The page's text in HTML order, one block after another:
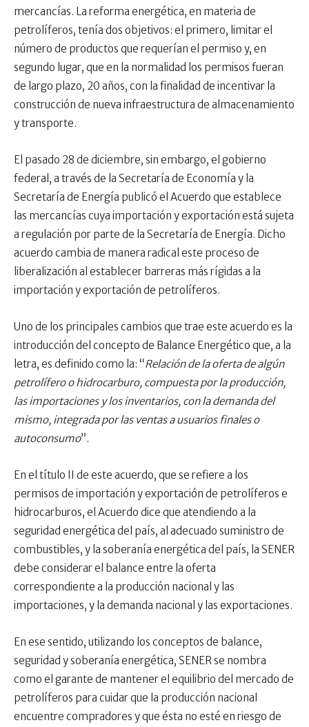
mercancías. La reforma energética, en materia de
petrolíferos, tenía dos objetivos: el primero, limitar el
número de productos que requerían el permiso y, en
segundo lugar, que en la normalidad los permisos fueran
de largo plazo, 20 años, con la finalidad de incentivar la
construcción de nueva infraestructura de almacenamiento
y transporte.
El pasado 28 de diciembre, sin embargo, el gobierno
federal, a través de la Secretaría de Economía y la
Secretaría de Energía publicó el Acuerdo que establece
las mercancías cuya importación y exportación está sujeta
a regulación por parte de la Secretaría de Energía. Dicho
acuerdo cambia de manera radical este proceso de
liberalización al establecer barreras más rígidas a la
importación y exportación de petrolíferos.
Uno de los principales cambios que trae este acuerdo es la
introducción del concepto de Balance Energético que, a la
letra, es definido como la: “Relación de la oferta de algún
petrolífero o hidrocarburo, compuesta por la producción,
las importaciones y los inventarios, con la demanda del
mismo, integrada por las ventas a usuarios finales o
autoconsumo”.
En el título II de este acuerdo, que se refiere a los
permisos de importación y exportación de petrolíferos e
hidrocarburos, el Acuerdo dice que atendiendo a la
seguridad energética del país, al adecuado suministro de
combustibles, y la soberanía energética del país, la SENER
debe considerar el balance entre la oferta
correspondiente a la producción nacional y las
importaciones, y la demanda nacional y las exportaciones.
En ese sentido, utilizando los conceptos de balance,
seguridad y soberanía energética, SENER se nombra
como el garante de mantener el equilibrio del mercado de
petrolíferos para cuidar que la producción nacional
encuentre compradores y que ésta no esté en riesgo de